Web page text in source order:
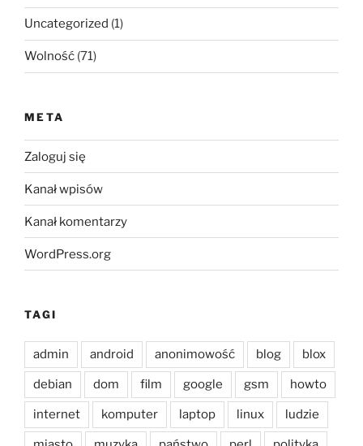
Uncategorized (1)
Wolność (71)
META
Zaloguj się
Kanał wpisów
Kanał komentarzy
WordPress.org
TAGI
admin android anonimowość blog blox
debian dom film google gsm howto
internet komputer laptop linux ludzie